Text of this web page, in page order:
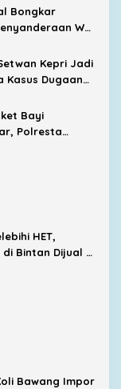
Dibayar Mantan
Bongkar
WNI
Kepri Jadi
Kasus Dugaan
DPRD Tunggu
Polda
Bayi
Polresta
HET,
Bintan Dijual di
Bawang Impor